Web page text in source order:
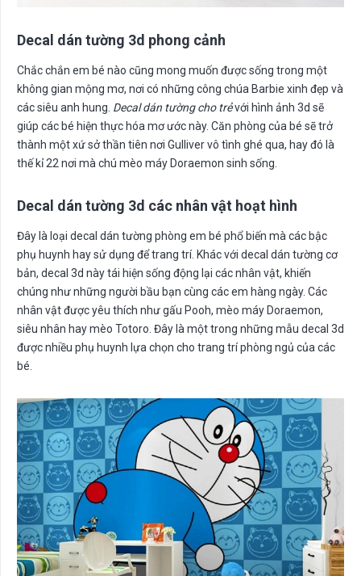
Decal dán tường 3d phong cảnh
Chắc chắn em bé nào cũng mong muốn được sống trong một
không gian mộng mơ, nơi có những công chúa Barbie xinh đẹp và
các siêu anh hung. Decal dán tường cho trẻvới hình ảnh 3d sẽ
giúp các bé hiện thực hóa mơ ước này. Căn phòng của bé sẽ trở
thành một xứ sở thần tiên nơi Gulliver vô tình ghé qua, hay đó là
thế kỉ 22 nơi mà chú mèo máy Doraemon sinh sống.
Decal dán tường 3d các nhân vật hoạt hình
Đây là loại decal dán tường phòng em bé phổ biến mà các bậc
phụ huynh hay sử dụng để trang trí. Khác với decal dán tường cơ
bản, decal 3d này tái hiện sống động lại các nhân vật, khiến
chúng như những người bầu bạn cùng các em hàng ngày. Các
nhân vật được yêu thích như gấu Pooh, mèo máy Doraemon,
siêu nhân hay mèo Totoro. Đây là một trong những mẫu decal 3d
được nhiều phụ huynh lựa chọn cho trang trí phòng ngủ của các
bé.